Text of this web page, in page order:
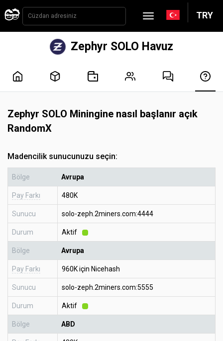
TRY
Zephyr SOLO Havuz
Zephyr SOLO Miningine nasıl başlanır açık
RandomX
Madencilik sunucunuzu seçin:
Bölge Avrupa
Pay Farkı 480K
Sunucu solo-zeph.2miners.com:4444
Durum Aktif
Bölge Avrupa
Pay Farkı 960K için Nicehash
Sunucu solo-zeph.2miners.com:5555
Durum Aktif
Bölge ABD